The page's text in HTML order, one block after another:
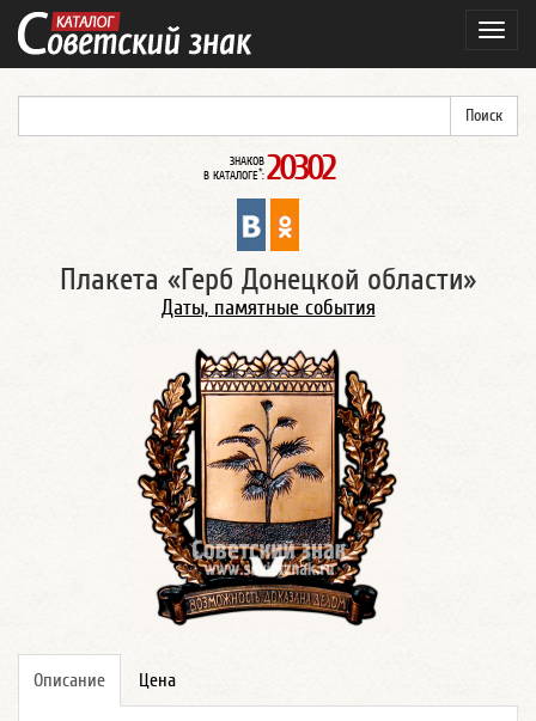
ЗНАКОВ
В КАТАЛОГЕ*: 20302
Плакета «Герб Донецкой области»
Даты, памятные события
Описание Цена